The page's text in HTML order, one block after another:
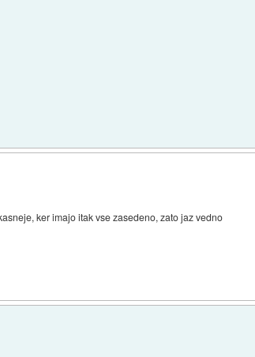
ker imajo itak vse zasedeno, zato jaz vedno